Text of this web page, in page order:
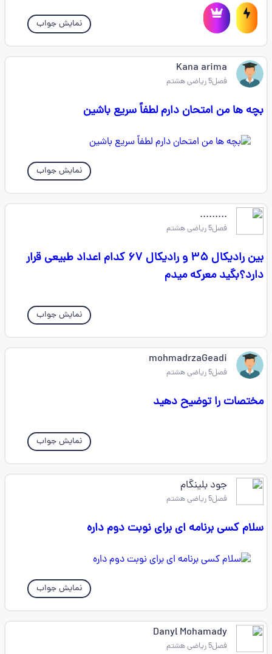
نمایش جواب
Kana arima
فصل5 ریاضی هشتم
بچه ها من امتحان دارم لطفاً سریع باشین
نمایش جواب
.........
فصل5 ریاضی هشتم
بین رادیکال ۳۵ و رادیکال ۶۷ کدام اعداد طبیعی قرار
دارد؟بگید معرکه میدم
نمایش جواب
mohmadrzaGeadi
فصل5 ریاضی هشتم
مختصات را توضیح دهید
نمایش جواب
جود بلینگام
فصل5 ریاضی هشتم
سلام کسی برنامه ای برای نوبت دوم داره
نمایش جواب
Danyl Mohamady
فصل5 ریاضی هشتم